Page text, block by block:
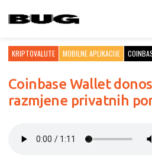
KRIPTOVALUTE MOBILNE APLIKACIJE
Coinbase Wallet
razmjene privatnih